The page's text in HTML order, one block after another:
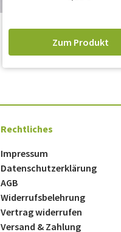
Zum Produkt
Rechtliches
Impressum
Datenschutzerklärung
AGB
Widerrufsbelehrung
Vertrag widerrufen
Versand & Zahlung